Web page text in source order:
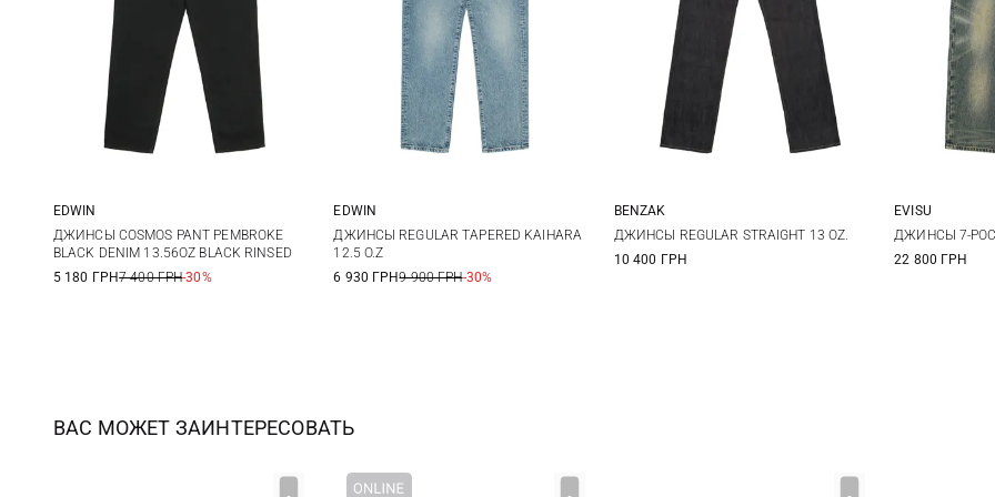
29 30 31 32
33 34 36
EDWIN
ДЖИНСЫ COSMOS PANT PEMBROKE
BLACK DENIM 13.56OZ BLACK RINSED
5 180 ГРН7 400 ГРН-30%
31 32 33 34
36 38
EDWIN
ДЖИНСЫ REGULAR TAPERED KAIHARA
12.5 O.Z
6 930 ГРН9 900 ГРН-30%
31 32 33 34
BENZAK
ДЖИНСЫ REGULAR STRAIGHT 13 OZ.
10 400 ГРН
30
EVISU
ДЖИНСЫ 7-
22 800 ГРН
ВАС МОЖЕТ ЗАИНТЕРЕСОВАТЬ